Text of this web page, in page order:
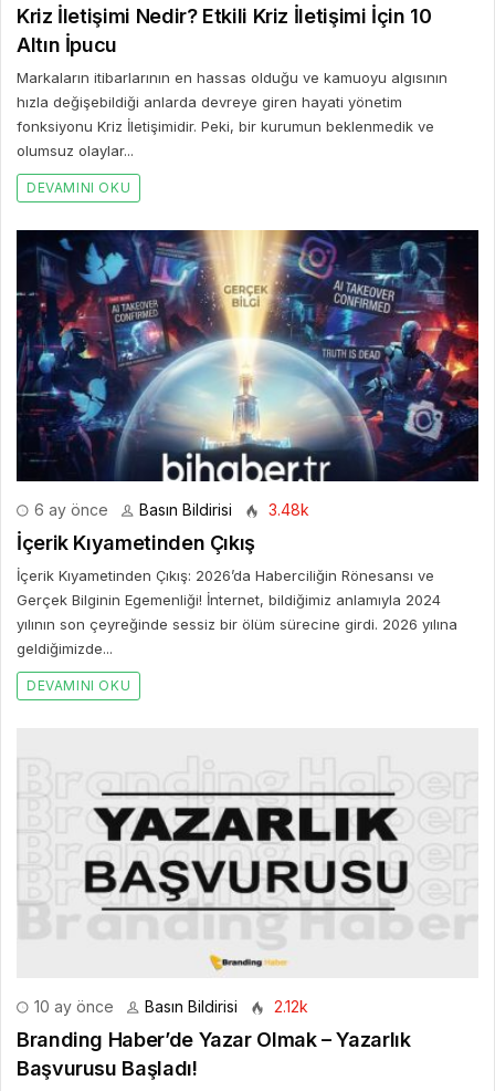
Kriz İletişimi Nedir? Etkili Kriz İletişimi İçin 10
Altın İpucu
Markaların itibarlarının en hassas olduğu ve kamuoyu algısının
hızla değişebildiği anlarda devreye giren hayati yönetim
fonksiyonu Kriz İletişimidir. Peki, bir kurumun beklenmedik ve
olumsuz olaylar...
DEVAMINI OKU
6 ay önce Basın Bildirisi 3.48k
İçerik Kıyametinden Çıkış
İçerik Kıyametinden Çıkış: 2026’da Haberciliğin Rönesansı ve
Gerçek Bilginin Egemenliği! İnternet, bildiğimiz anlamıyla 2024
yılının son çeyreğinde sessiz bir ölüm sürecine girdi. 2026 yılına
geldiğimizde...
DEVAMINI OKU
10 ay önce Basın Bildirisi 2.12k
Branding Haber’de Yazar Olmak – Yazarlık
Başvurusu Başladı!